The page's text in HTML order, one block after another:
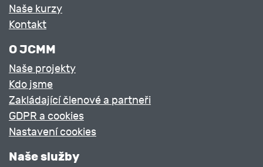
Naše kurzy
Kontakt
O JCMM
Naše projekty
Kdo jsme
Zakládající členové a partneři
GDPR a cookies
Nastavení cookies
Naše služby